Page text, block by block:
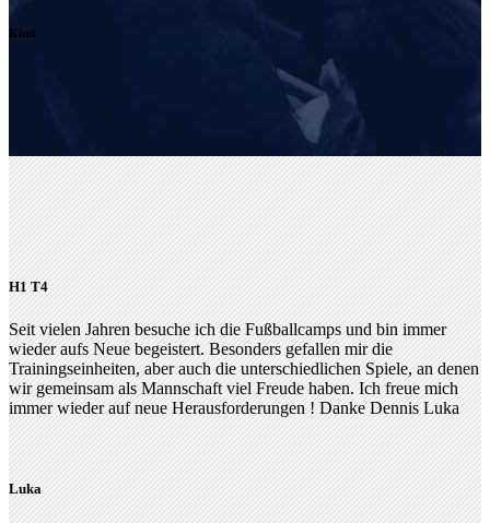
Kind
H1 T4
Seit vielen Jahren besuche ich die Fußballcamps und bin immer
wieder aufs Neue begeistert. Besonders gefallen mir die
Trainingseinheiten, aber auch die unterschiedlichen Spiele, an denen
wir gemeinsam als Mannschaft viel Freude haben. Ich freue mich
immer wieder auf neue Herausforderungen ! Danke Dennis Luka
Luka